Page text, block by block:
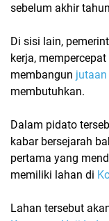
sebelum akhir
Di sisi lain,
kerja,
membangun
membutuhkan.
Dalam pidato
kabar bersejarah
pertama yang
memiliki lahan di
Lahan tersebut